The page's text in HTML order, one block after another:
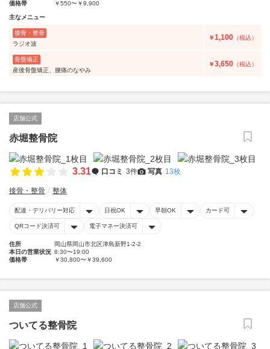
価格帯
￥550〜￥9,900
主なメニュー
接骨・整骨
ラジオ波
￥1,100 （税込）
骨盤矯正
産後骨盤矯正、腰痛のなやみ
￥3,650 （税込）
店舗公式
赤堀整骨院
3.31 口コミ 3件 写真 13枚
接骨・整骨 整体
配達・デリバリー対応 日祝OK 早朝OK カード可
QRコード決済可 電子マネー決済可
住所
岡山県岡山市北区津島新野1-2-2
本日の営業状況 8:30〜19:00
価格帯
￥30,800〜￥39,600
店舗公式
ついてる整骨院